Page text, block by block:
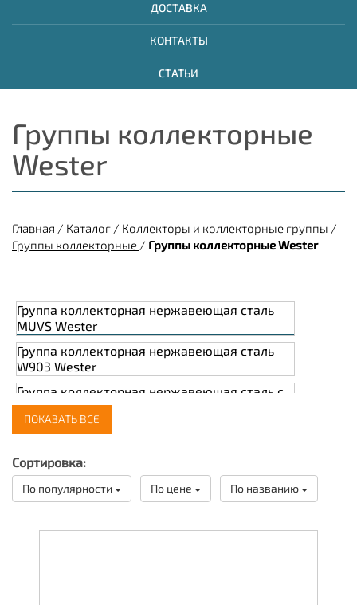
ДОСТАВКА
КОНТАКТЫ
СТАТЬИ
Группы коллекторные
Wester
Главная / Каталог / Коллекторы и коллекторные группы /
Группы коллекторные / Группы коллекторные Wester
Группа коллекторная нержавеющая сталь
MUVS Wester
Группа коллекторная нержавеющая сталь
W903 Wester
Группа коллекторная нержавеющая сталь с
расходомерами MUFS Wester
Группа коллекторная нержавеющая сталь с
ПОКАЗАТЬ ВСЕ
Сортировка:
По популярности По цене По названию